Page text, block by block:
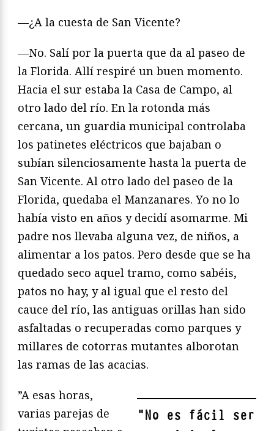
—¿A la cuesta de San Vicente?
—No. Salí por la puerta que da al paseo de
la Florida. Allí respiré un buen momento.
Hacia el sur estaba la Casa de Campo, al
otro lado del río. En la rotonda más
cercana, un guardia municipal controlaba
los patinetes eléctricos que bajaban o
subían silenciosamente hasta la puerta de
San Vicente. Al otro lado del paseo de la
Florida, quedaba el Manzanares. Yo no lo
había visto en años y decidí asomarme. Mi
padre nos llevaba alguna vez, de niños, a
alimentar a los patos. Pero desde que se ha
quedado seco aquel tramo, como sabéis,
patos no hay, y al igual que el resto del
cauce del río, las antiguas orillas han sido
asfaltadas o recuperadas como parques y
millares de cotorras mutantes alborotan
las ramas de las acacias.
"No es fácil ser
”A esas horas,
varias parejas de